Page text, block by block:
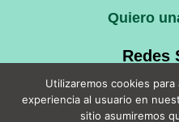
Quiero
Redes
Utilizaremos cookies
experiencia al usuario en
sitio asumiremos